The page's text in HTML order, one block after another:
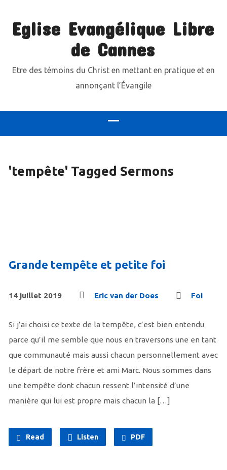
Eglise Evangélique Libre
de Cannes
Etre des témoins du Christ en mettant en pratique et en
annonçant l’Évangile
'tempête' Tagged Sermons
Grande tempête et petite foi
14 juillet 2019 Eric van der Does Foi
Si j’ai choisi ce texte de la tempête, c’est bien entendu
parce qu’il me semble que nous en traversons une en tant
que communauté mais aussi chacun personnellement avec
le départ de notre frère et ami Marc. Nous sommes dans
une tempête dont chacun ressent l’intensité d’une
manière qui lui est propre mais chacun la […]
Read Listen PDF